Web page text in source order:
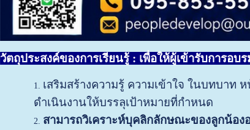
วัตถุประสงค์ของการเรียนรู้ : เพื่อให้ผู้เข้ารับการอบร
เสริมสร้างความรู้ ความเข้าใจ ในบทบา
ดำเนินงานให้บรรลุเป้าหมายที่กำหนด
สามารถวิเคราะห์บุคลิกลักษณะของลูกน้อง